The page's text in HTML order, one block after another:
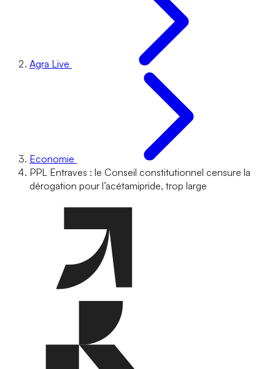
Agra Live
Economie
PPL Entraves : le Conseil constitutionnel censure la
dérogation pour l’acétamipride, trop large